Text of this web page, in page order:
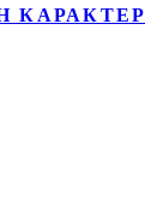
КАРАКТЕР